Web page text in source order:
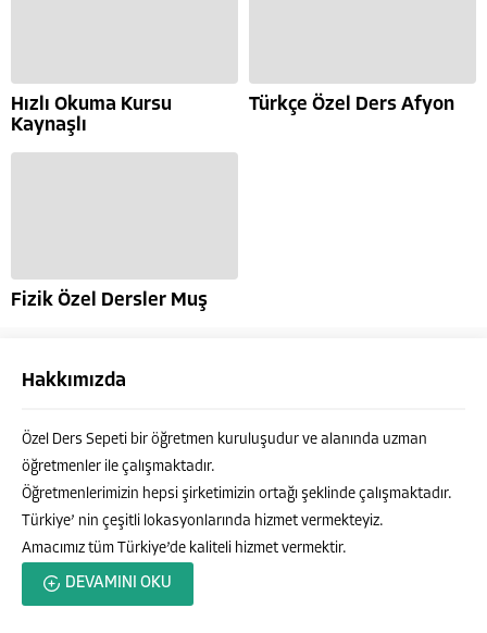
Hızlı Okuma Kursu
Kaynaşlı
Türkçe Özel Ders Afyon
Fizik Özel Dersler Muş
Hakkımızda
Özel Ders Sepeti bir öğretmen kuruluşudur ve alanında uzman
öğretmenler ile çalışmaktadır.
Öğretmenlerimizin hepsi şirketimizin ortağı şeklinde çalışmaktadır.
Türkiye’ nin çeşitli lokasyonlarında hizmet vermekteyiz.
Amacımız tüm Türkiye’de kaliteli hizmet vermektir.
DEVAMINI OKU
Özel Ders Sepeti